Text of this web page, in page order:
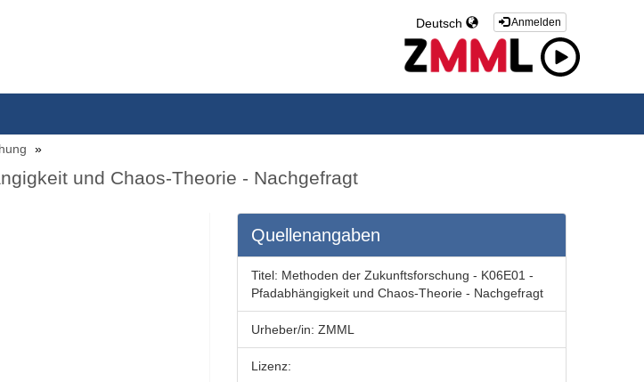
Anmelden
Deutsch
und Chaos-Theorie - Nachgefragt
Quellenangaben
Titel: Methoden der Zukunftsforschung - K06E01 -
Pfadabhängigkeit und Chaos-Theorie - Nachgefragt
Urheber/in: ZMML
Lizenz: